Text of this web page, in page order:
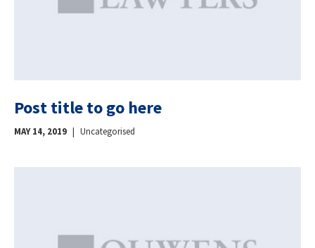
Post title to go here
MAY 14, 2019 | Uncategorised